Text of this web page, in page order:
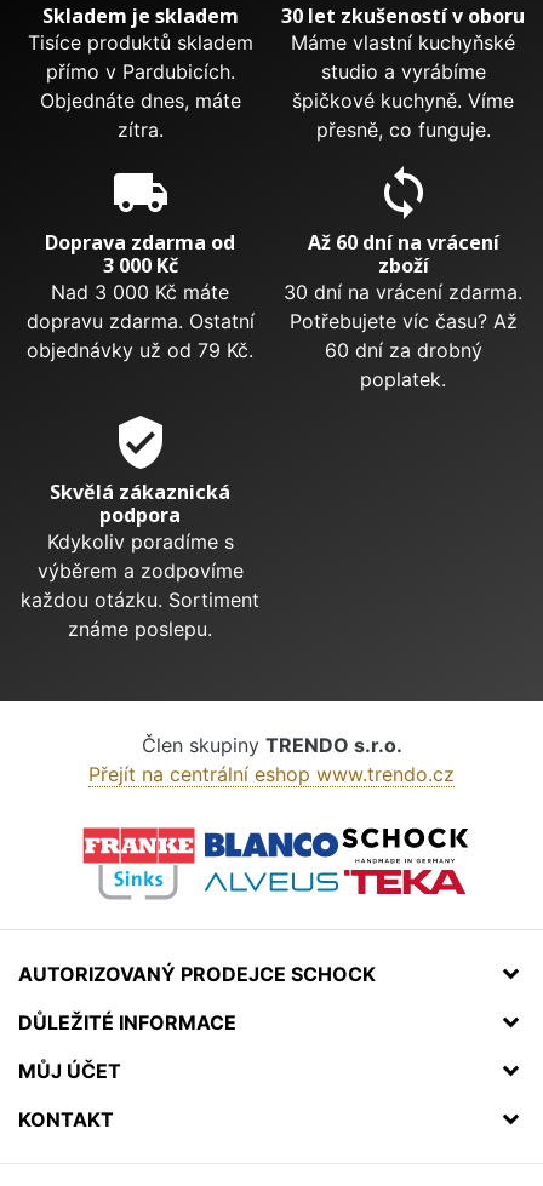
Skladem je skladem
Tisíce produktů skladem
přímo v Pardubicích.
Objednáte dnes, máte
zítra.
30 let zkušeností v oboru
Máme vlastní kuchyňské
studio a vyrábíme
špičkové kuchyně. Víme
přesně, co funguje.
local_shipping
Doprava zdarma od
3 000 Kč
Nad 3 000 Kč máte
dopravu zdarma. Ostatní
objednávky už od 79 Kč.
sync
Až 60 dní na vrácení
zboží
30 dní na vrácení zdarma.
Potřebujete víc času? Až
60 dní za drobný
poplatek.
verified_user
Skvělá zákaznická
podpora
Kdykoliv poradíme s
výběrem a zodpovíme
každou otázku. Sortiment
známe poslepu.
Člen skupiny TRENDO s.r.o.
Přejít na centrální eshop www.trendo.cz
AUTORIZOVANÝ PRODEJCE SCHOCK
DŮLEŽITÉ INFORMACE
MŮJ ÚČET
KONTAKT